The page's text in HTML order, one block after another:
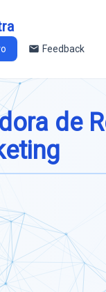
Feedback
de